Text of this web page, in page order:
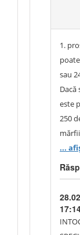
1.
sau
este
250
(250
foi),
...